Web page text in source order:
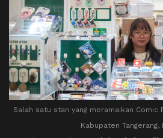
Salah satu stan yang meramaikan Comic
Kabupaten Tangerang,